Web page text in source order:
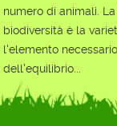
numero di animali.
biodiversità è la
l'elemento
dell'equilibrio...